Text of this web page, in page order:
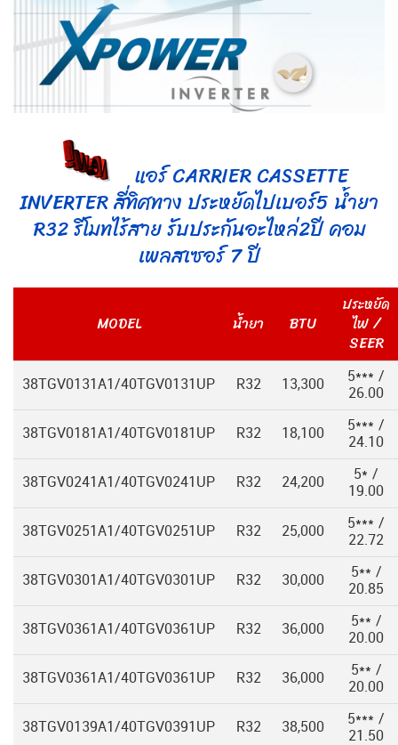
แอร์ CARRIER CASSETTE
INVERTER สี่ทิศทาง ประหยัดไปเบอร์5 น้ำยา
R32 รีโมทไร้สาย รับประกันอะไหล่2ปี คอม
เพลสเซอร์ 7 ปี
MODEL น้ำยา BTU
ประหยัด
ไฟ /
SEER
38TGV0131A1/40TGV0131UP R32 13,300
5*** /
26.00
38TGV0181A1/40TGV0181UP R32 18,100
5*** /
24.10
38TGV0241A1/40TGV0241UP R32 24,200
5* /
19.00
38TGV0251A1/40TGV0251UP R32 25,000
5*** /
22.72
38TGV0301A1/40TGV0301UP R32 30,000
5** /
20.85
38TGV0361A1/40TGV0361UP R32 36,000
5** /
20.00
38TGV0361A1/40TGV0361UP R32 36,000
5** /
20.00
38TGV0139A1/40TGV0391UP R32 38,500
5*** /
21.50